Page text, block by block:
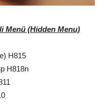
Menü (Hidden Menu)
H815
H818n